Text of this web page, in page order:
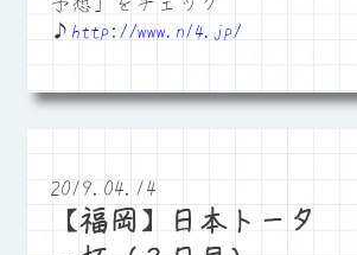
♪ http://www.n14.jp/
2019.04.14
【福岡】日本トータ